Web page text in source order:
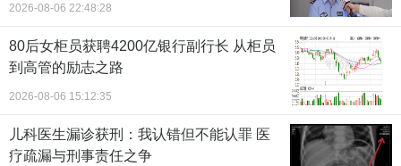
2026-08-06 22:48:28
80后女柜员获聘4200亿银行副行长 从柜员
到高管的励志之路
2026-08-06 15:12:35
儿科医生漏诊获刑：我认错但不能认罪 医
疗疏漏与刑事责任之争